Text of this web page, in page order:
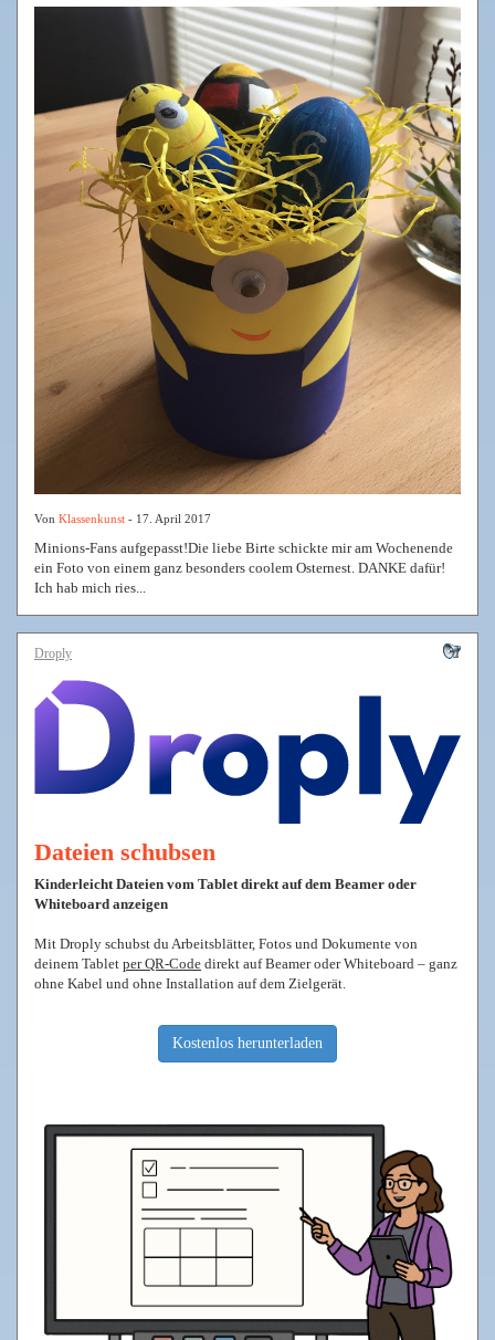
Von Klassenkunst - 17. April 2017
Minions-Fans aufgepasst!Die liebe Birte schickte mir am Wochenende
ein Foto von einem ganz besonders coolem Osternest. DANKE dafür!
Ich hab mich ries...
Droply
Dateien schubsen
Kinderleicht Dateien vom Tablet direkt auf dem Beamer oder
Whiteboard anzeigen
Mit Droply schubst du Arbeitsblätter, Fotos und Dokumente von
deinem Tablet per QR-Code direkt auf Beamer oder Whiteboard – ganz
ohne Kabel und ohne Installation auf dem Zielgerät.
Kostenlos herunterladen